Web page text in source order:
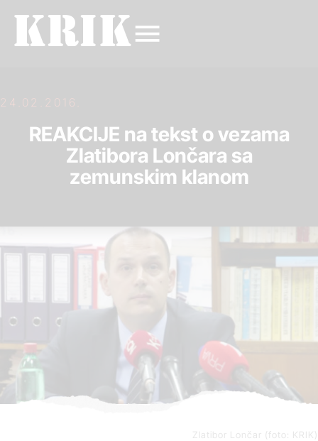
24.02.2016.
REAKCIJE na tekst o vezama
Zlatibora Lončara sa
zemunskim klanom
Zlatibor Lončar (foto: KRIK)